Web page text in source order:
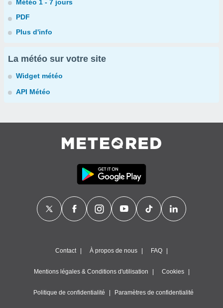
Météo 1 - 7 jours
PDF
Plus d'info
La météo sur votre site
Widget météo
API Météo
Contact À propos de nous FAQ
Mentions légales & Conditions d'utilisation Cookies
Politique de confidentialité Paramètres de confidentialité